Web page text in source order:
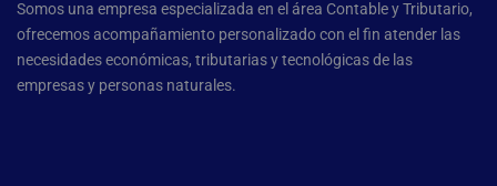
Somos una empresa especializada en el área Contable y Tributario,
ofrecemos acompañamiento personalizado con el fin atender las
necesidades económicas, tributarias y tecnológicas de las
empresas y personas naturales.